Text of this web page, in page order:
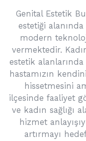
Genital Estetik
estetiği
modern
vermektedir.
estetik
hastamızın
hissetmesini
ilçesinde faaliyet
ve kadın sağlığı
hizmet
artırmayı